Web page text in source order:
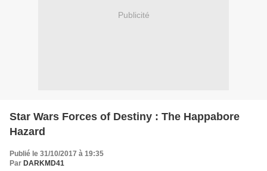
Publicité
Star Wars Forces of Destiny : The Happabore
Hazard
Publié le 31/10/2017 à 19:35
Par DARKMD41